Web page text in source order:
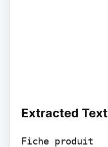
Extracted Text
Fiche produit